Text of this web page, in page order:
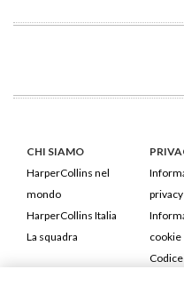
CHI SIAMO
HarperCollins nel
mondo
HarperCollins Italia
La squadra
privacy
cookie